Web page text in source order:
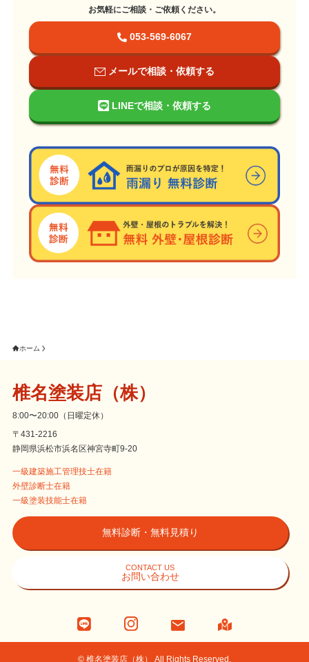
お気軽にご相談・ご依頼ください。
053-569-6067
メールで相談・依頼する
LINEで相談・依頼する
ホーム
椎名塗装店（株）
8:00〜20:00（日曜定休）
〒431-2216
静岡県浜松市浜名区神宮寺町9-20
一級建築施工管理技士在籍
外壁診断士在籍
一級塗装技能士在籍
無料診断・無料見積り
CONTACT US
お問い合わせ
© 椎名塗装店（株） All Rights Reserved.